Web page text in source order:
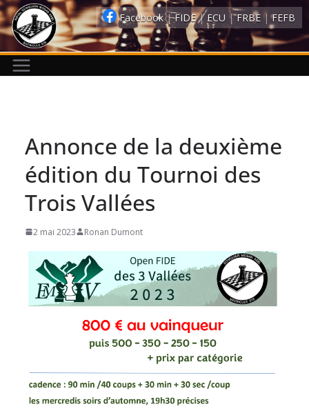
Passer
au
contenu
Annonce de la deuxième
édition du Tournoi des
Trois Vallées
2 mai 2023 Ronan Dumont
Facebook| FIDE| ECU | FRBE | FEFB